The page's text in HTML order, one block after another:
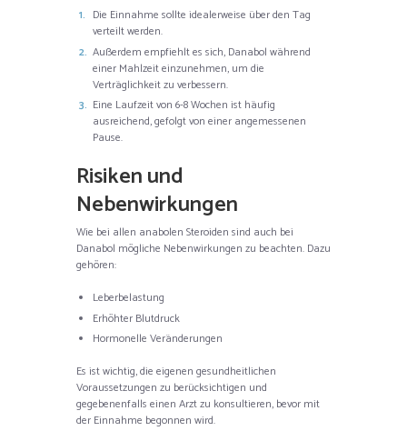
Die Einnahme sollte idealerweise über den Tag
verteilt werden.
Außerdem empfiehlt es sich, Danabol während
einer Mahlzeit einzunehmen, um die
Verträglichkeit zu verbessern.
Eine Laufzeit von 6-8 Wochen ist häufig
ausreichend, gefolgt von einer angemessenen
Pause.
Risiken und
Nebenwirkungen
Wie bei allen anabolen Steroiden sind auch bei
Danabol mögliche Nebenwirkungen zu beachten. Dazu
gehören:
Leberbelastung
Erhöhter Blutdruck
Hormonelle Veränderungen
Es ist wichtig, die eigenen gesundheitlichen
Voraussetzungen zu berücksichtigen und
gegebenenfalls einen Arzt zu konsultieren, bevor mit
der Einnahme begonnen wird.